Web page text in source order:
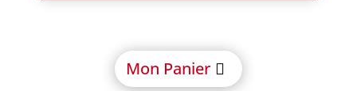
Mon Panier